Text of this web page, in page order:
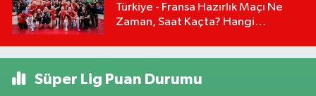
Türkiye - Fransa Hazırlık Maçı Ne
Zaman, Saat Kaçta? Hangi
Süper Lig Puan Durumu